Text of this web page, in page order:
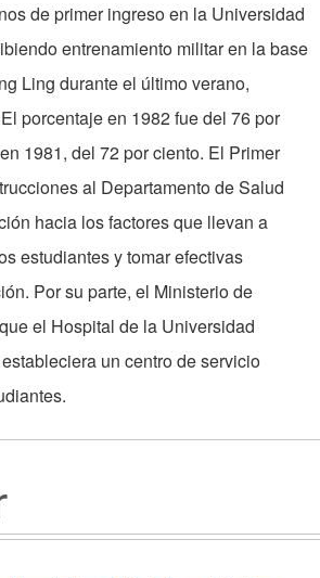
de primer ingreso en la Universidad
entrenamiento militar en la base
Ling durante el último verano,
porcentaje en 1982 fue del 76 por
1981, del 72 por ciento. El Primer
al Departamento de Salud
hacia los factores que llevan a
estudiantes y tomar efectivas
Por su parte, el Ministerio de
el Hospital de la Universidad
un centro de servicio